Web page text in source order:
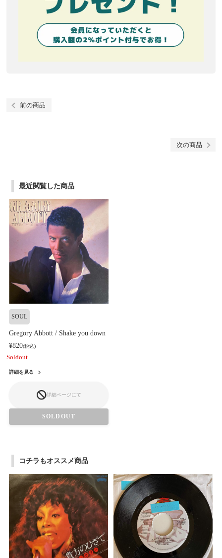
前の商品
次の商品
最近閲覧した商品
SOUL
Gregory Abbott / Shake you down
¥820(税込)
Soldout
詳細を見る
詳細ページにて
SOLDOUT
コチラもオススメ商品